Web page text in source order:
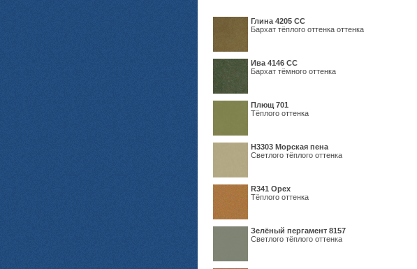
Глина 4205 СС
Бархат тёплого оттенка оттенка
Ива 4146 СС
Бархат тёмного оттенка
Плющ 701
Тёплого оттенка
H3303 Морская пена
Светлого тёплого оттенка
R341 Орех
Тёплого оттенка
Зелёный пергамент 8157
Светлого тёплого оттенка